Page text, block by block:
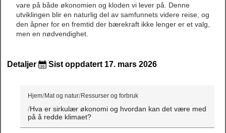
vare på både økonomien og kloden vi lever på. Denne
utviklingen blir en naturlig del av samfunnets videre reise, og
den åpner for en fremtid der bærekraft ikke lenger er et valg,
men en nødvendighet.
Detaljer Sist oppdatert 17. mars 2026
Hjem Mat og natur Ressurser og forbruk
Hva er sirkulær økonomi og hvordan kan det være med
på å redde klimaet?